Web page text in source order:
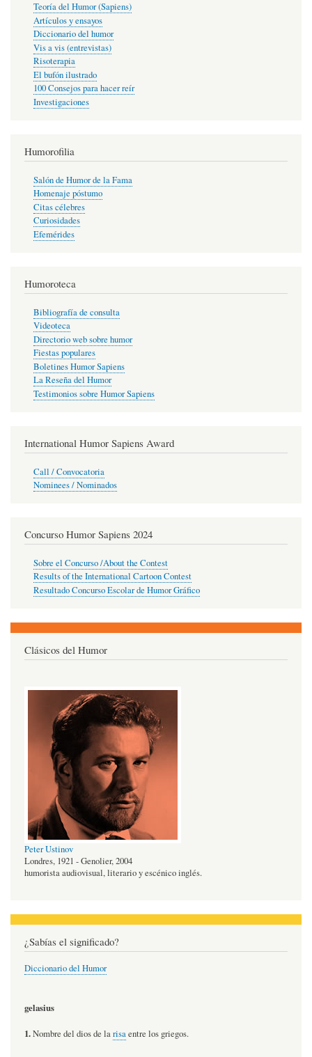
Teoría del Humor (Sapiens)
Artículos y ensayos
Diccionario del humor
Vis a vis (entrevistas)
Risoterapia
El bufón ilustrado
100 Consejos para hacer reír
Investigaciones
Humorofilia
Salón de Humor de la Fama
Homenaje póstumo
Citas célebres
Curiosidades
Efemérides
Humoroteca
Bibliografía de consulta
Videoteca
Directorio web sobre humor
Fiestas populares
Boletines Humor Sapiens
La Reseña del Humor
Testimonios sobre Humor Sapiens
International Humor Sapiens Award
Call / Convocatoria
Nominees / Nominados
Concurso Humor Sapiens 2024
Sobre el Concurso /About the Contest
Results of the International Cartoon Contest
Resultado Concurso Escolar de Humor Gráfico
Clásicos del Humor
Peter Ustinov
Londres, 1921 - Genolier, 2004
humorista audiovisual, literario y escénico inglés.
¿Sabías el significado?
Diccionario del Humor
gelasius
1.Nombre del dios de larisaentre los griegos.